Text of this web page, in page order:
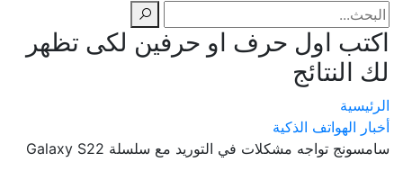
اكتب اول حرف او حرفين لكى تظهر
لك النتائج
الرئيسية
أخبار الهواتف الذكية
سامسونج تواجه مشكلات في التوريد مع سلسلة Galaxy S22